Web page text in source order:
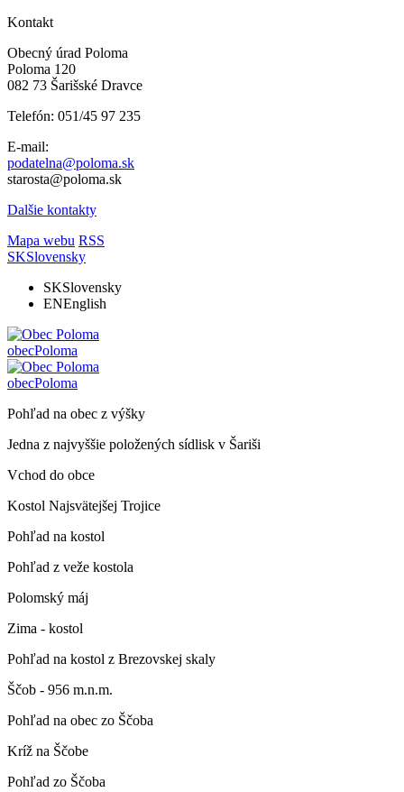
Kontakt
Obecný úrad Poloma
Poloma 120
082 73 Šarišské Dravce
Telefón: 051/45 97 235
E-mail:
podatelna@poloma.sk
starosta@poloma.sk
Dalšie kontakty
Mapa webu RSS
SKSlovensky
SKSlovensky
ENEnglish
obecPoloma
obecPoloma
Pohľad na obec z výšky
Jedna z najvyššie položených sídlisk v Šariši
Vchod do obce
Kostol Najsvätejšej Trojice
Pohľad na kostol
Pohľad z veže kostola
Polomský máj
Zima - kostol
Pohľad na kostol z Brezovskej skaly
Ščob - 956 m.n.m.
Pohľad na obec zo Ščoba
Kríž na Ščobe
Pohľad zo Ščoba